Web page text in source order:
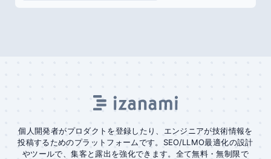
個人開発者がプロダクトを登録したり、エンジニアが技術情報を
投稿するためのプラットフォームです。SEO/LLMO最適化の設計
やツールで、集客と露出を強化できます。全て無料・無制限で